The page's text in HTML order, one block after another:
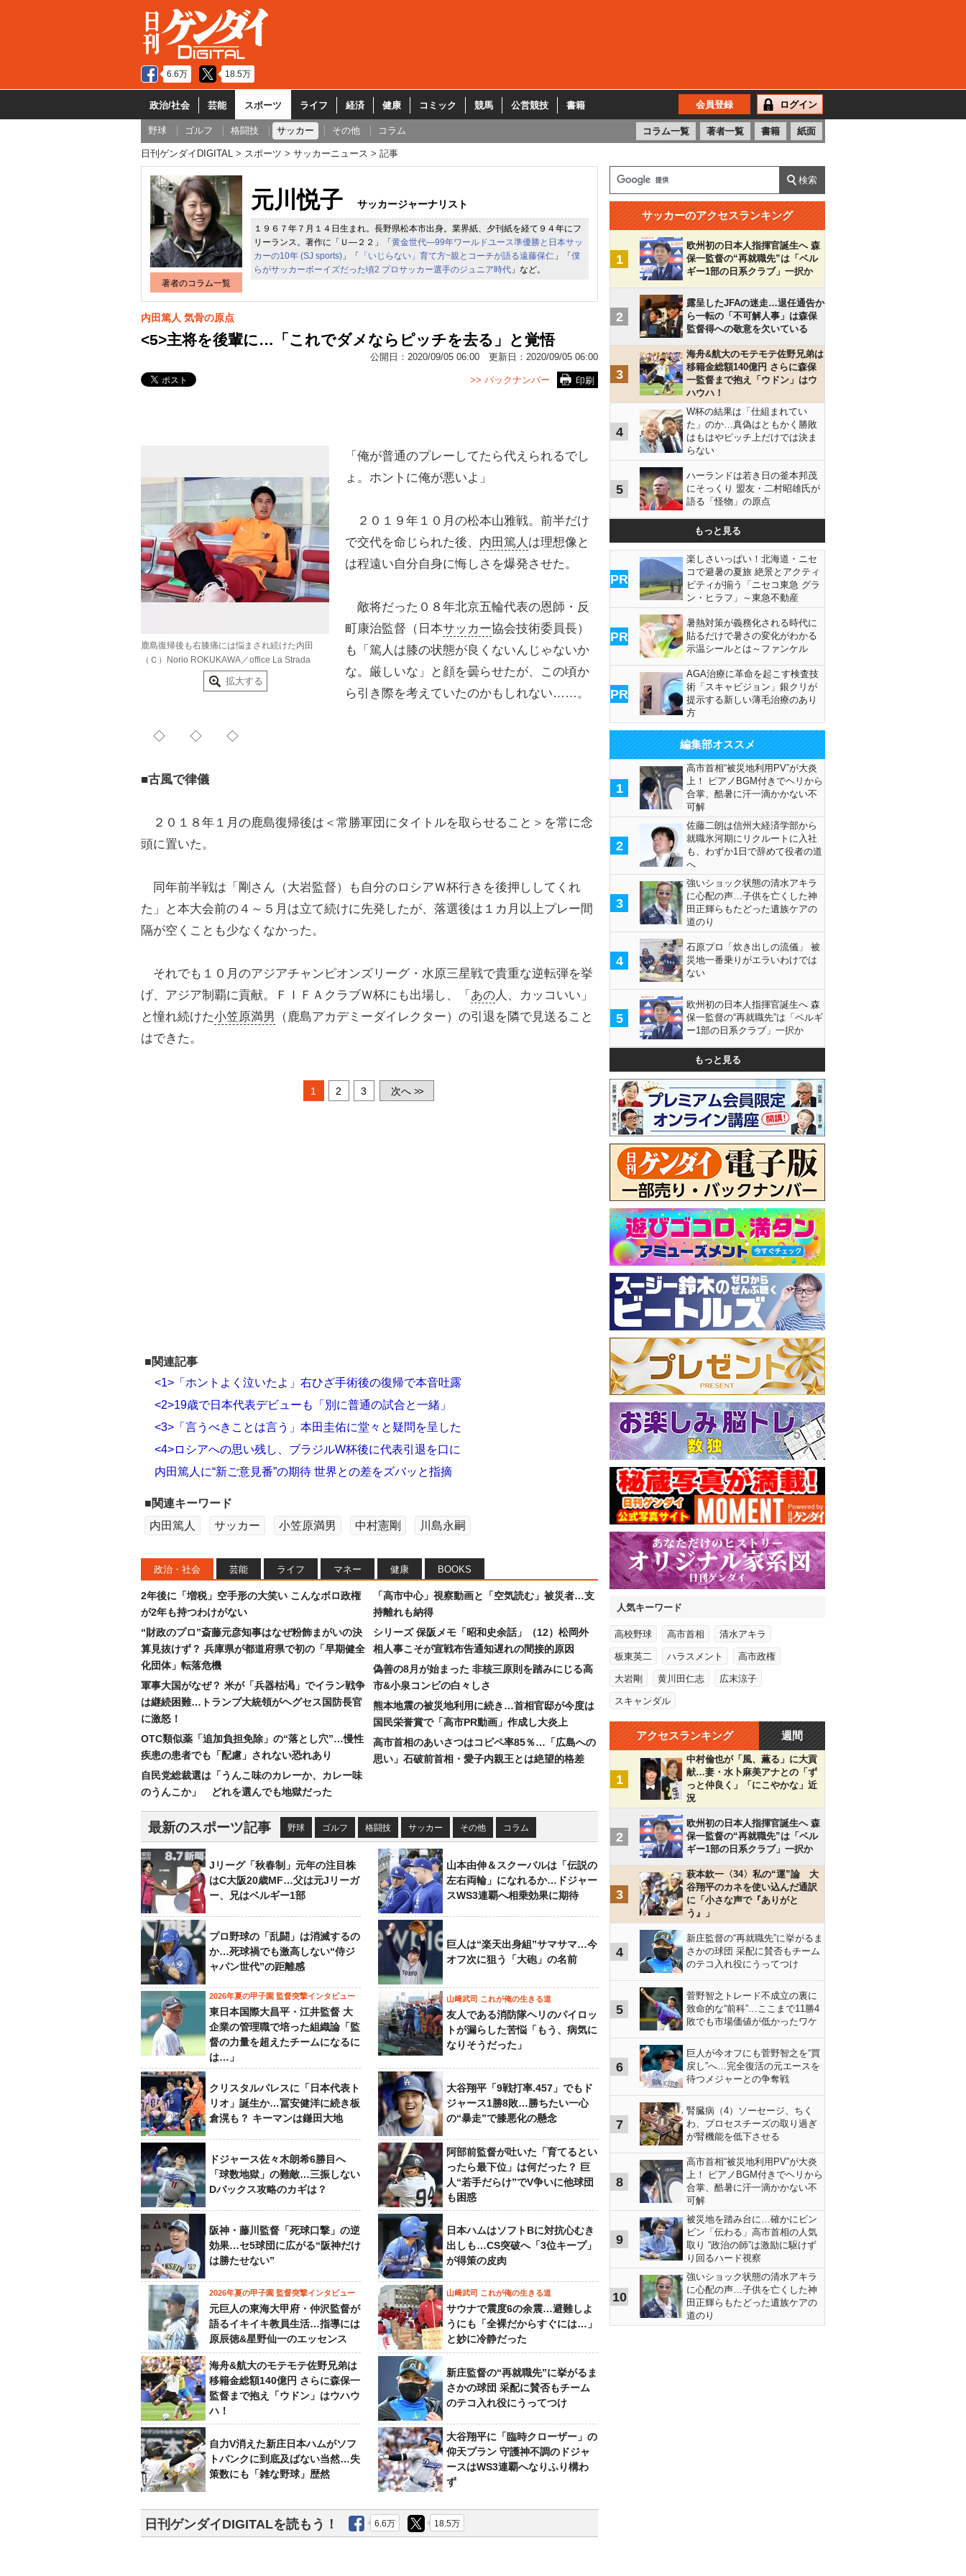
6.6万 18.5万
政治/社会 芸能 スポーツ ライフ 経済 健康 コミック 競馬 公営競技 書籍 会員登録 ログイン
野球 ゴルフ 格闘技 サッカー その他 コラム コラム一覧 著者一覧 書籍 紙面
日刊ゲンダイDIGITAL スポーツ サッカーニュース 記事
著者のコラム一覧
元川悦子 サッカージャーナリスト
１９６７年７月１４日生まれ。長野県松本市出身。業界紙、夕刊紙を経て９４年にフ
リーランス。著作に「Ｕ―２２」「 黄金世代―99年ワールドユース準優勝と日本サッ
カーの10年 (SJ sports) 」「 「いじらない」育て方~親とコーチが語る遠藤保仁 」「 僕
らがサッカーボーイズだった頃2 プロサッカー選手のジュニア時代 」など。
内田篤人 気骨の原点
<5>主将を後輩に…「これでダメならピッチを去る」と覚悟
公開日： 2020/09/05 06:00 更新日： 2020/09/05 06:00
印刷
>> バックナンバー
鹿島復帰後も右膝痛には悩まされ続けた内田
（Ｃ）Norio ROKUKAWA／office La Strada
拡大する
「俺が普通のプレーしてたら代えられるでし
ょ。ホントに俺が悪いよ」
２０１９年１０月の松本山雅戦。前半だけ
で交代を命じられた後、 内田篤人 は理想像と
は程遠い自分自身に悔しさを爆発させた。
敵将だった０８年北京五輪代表の恩師・反
町康治監督（日本サッカー協会技術委員長）
も「篤人は膝の状態が良くないんじゃないか
な。厳しいな」と顔を曇らせたが、この頃か
ら引き際を考えていたのかもしれない……。
◇ ◇ ◇
■古風で律儀
２０１８年１月の鹿島復帰後は＜常勝軍団にタイトルを取らせること＞を常に念
頭に置いた。
同年前半戦は「剛さん（大岩監督）も自分のロシアＷ杯行きを後押ししてくれ
た」と本大会前の４～５月は立て続けに先発したが、落選後は１カ月以上プレー間
隔が空くことも少なくなかった。
それでも１０月のアジアチャンピオンズリーグ・水原三星戦で貴重な逆転弾を挙
げ、アジア制覇に貢献。ＦＩＦＡクラブＷ杯にも出場し、「 あの人、カッコいい」
と憧れ続けた小笠原満男
（鹿島アカデミーダイレクター）の引退を隣で見送ること
はできた。
1 2 3 次へ >>
■関連記事
<1>「ホントよく泣いたよ」右ひざ手術後の復帰で本音吐露
<2>19歳で日本代表デビューも「別に普通の試合と一緒」
<3>「言うべきことは言う」本田圭佑に堂々と疑問を呈した
<4>ロシアへの思い残し、ブラジルW杯後に代表引退を口に
内田篤人に“新ご意見番”の期待 世界との差をズバッと指摘
■関連キーワード
内田篤人
サッカー 小笠原満男 中村憲剛 川島永嗣
政治・社会 芸能 ライフ マネー 健康 BOOKS
2年後に「増税」空手形の大笑い こんなボロ政権
が2年も持つわけがない
“財政のプロ”斎藤元彦知事はなぜ粉飾まがいの決
算見抜けず？ 兵庫県が都道府県で初の「早期健全
化団体」転落危機
軍事大国がなぜ？ 米が「兵器枯渇」でイラン戦争
は継続困難…トランプ大統領がヘグセス国防長官
に激怒！
OTC類似薬「追加負担免除」の“落とし穴”…慢性
疾患の患者でも「配慮」されない恐れあり
自民党総裁選は「うんこ味のカレーか、カレー味
のうんこか」 どれを選んでも地獄だった
「高市中心」視察動画と「空気読む」被災者…支
持離れも納得
シリーズ 保阪メモ「昭和史余話」（12）松岡外
相人事こそが宣戦布告通知遅れの間接的原因
偽善の8月が始まった 非核三原則を踏みにじる高
市&小泉コンビの白々しさ
熊本地震の被災地利用に続き…首相官邸が今度は
国民栄誉賞で「高市PR動画」作成し大炎上
高市首相のあいさつはコピペ率85％…「広島への
思い」石破前首相・愛子内親王とは絶望的格差
最新のスポーツ記事 野球 ゴルフ 格闘技 サッカー その他 コラム
Jリーグ「秋春制」元年の注目株
はC大阪20歳MF…父は元Jリーガ
ー、兄はベルギー1部
山本由伸＆スクーバルは「伝説の
左右両輪」になれるか…ドジャー
スWS3連覇へ相乗効果に期待
プロ野球の「乱闘」は消滅するの
か…死球禍でも激高しない“侍ジ
ャパン世代”の距離感
巨人は“楽天出身組”サマサマ…今
オフ次に狙う「大砲」の名前
2026年夏の甲子園 監督突撃インタビュー
東日本国際大昌平・江井監督 大
企業の管理職で培った組織論「監
督の力量を超えたチームになるに
は…」
山﨑武司 これが俺の生きる道
友人である消防隊ヘリのパイロッ
トが漏らした苦悩「もう、病気に
なりそうだった」
クリスタルパレスに「日本代表ト
リオ」誕生か…冨安健洋に続き板
倉滉も？ キーマンは鎌田大地
大谷翔平「9戦打率.457」でもド
ジャース1勝8敗…勝ちたい一心
の“暴走”で膝悪化の懸念
ドジャース佐々木朗希6勝目へ
「球数地獄」の難敵…三振しない
Dバックス攻略のカギは？
阿部前監督が吐いた「育てるとい
ったら最下位」は何だった？ 巨
人“若手だらけ”でV争いに他球団
も困惑
阪神・藤川監督「死球口撃」の逆
効果…セ5球団に広がる“阪神だけ
は勝たせない”
日本ハムはソフトBに対抗心むき
出しも…CS突破へ「3位キープ」
が得策の皮肉
2026年夏の甲子園 監督突撃インタビュー
元巨人の東海大甲府・仲沢監督が
語るイキイキ教員生活…指導には
原辰徳&星野仙一のエッセンス
山﨑武司 これが俺の生きる道
サウナで震度6の余震…避難しよ
うにも「全裸だからすぐには…」
と妙に冷静だった
海舟&航大のモテモテ佐野兄弟は
移籍金総額140億円 さらに森保一
監督まで抱え「ウドン」はウハウ
ハ！
新庄監督の“再就職先”に挙がるま
さかの球団 采配に賛否もチーム
のテコ入れ役にうってつけ
自力V消えた新庄日本ハムがソフ
トバンクに到底及ばない当然…失
策数にも「雑な野球」歴然
大谷翔平に「臨時クローザー」の
仰天プラン 守護神不調のドジャ
ースはWS3連覇へなりふり構わ
ず
日刊ゲンダイDIGITALを読もう！ 6.6万 18.5万
サッカーのアクセスランキング
1
欧州初の日本人指揮官誕生へ 森
保一監督の“再就職先”は「ベル
ギー1部の日系クラブ」一択か
2
露呈したJFAの迷走…退任通告か
ら一転の「不可解人事」は森保
監督得への敬意を欠いている
3
海舟&航大のモテモテ佐野兄弟は
移籍金総額140億円 さらに森保
一監督まで抱え「ウドン」はウ
ハウハ！
4
W杯の結果は「仕組まれてい
た」のか…真偽はともかく勝敗
はもはやピッチ上だけでは決ま
らない
5
ハーランドは若き日の釜本邦茂
にそっくり 盟友・二村昭雄氏が
語る「怪物」の原点
もっと見る
PR
楽しさいっぱい！北海道・ニセ
コで避暑の夏旅 絶景とアクティ
ビティが揃う「ニセコ東急 グラ
ン・ヒラフ」～東急不動産
PR
暑熱対策が義務化される時代に
貼るだけで暑さの変化がわかる
示温シールとは～ファンケル
PR
AGA治療に革命を起こす検査技
術「スキャビジョン」銀クリが
提示する新しい薄毛治療のあり
方
編集部オススメ
1
高市首相“被災地利用PV”が大炎
上！ ピアノBGM付きでヘリから
合掌、酷暑に汗一滴かかない不
可解
2
佐藤二朗は信州大経済学部から
就職氷河期にリクルートに入社
も、わずか1日で辞めて役者の道
へ
3
強いショック状態の清水アキラ
に心配の声…子供を亡くした神
田正輝らもたどった遺族ケアの
道のり
4
石原プロ「炊き出しの流儀」 被
災地一番乗りがエラいわけでは
ない
5
欧州初の日本人指揮官誕生へ 森
保一監督の“再就職先”は「ベルギ
ー1部の日系クラブ」一択か
もっと見る
人気キーワード
高校野球 高市首相 清水アキラ
板東英二 ハラスメント 高市政権
大岩剛 黄川田仁志 広末涼子
スキャンダル
アクセスランキング 週間
1
中村倫也が「風、薫る」に大貢
献…妻・水卜麻美アナとの「ず
っと仲良く」「にこやかな」近
況
2
欧州初の日本人指揮官誕生へ 森
保一監督の“再就職先”は「ベル
ギー1部の日系クラブ」一択か
3
萩本欽一〈34〉私の“運”論 大
谷翔平のカネを使い込んだ通訳
に「小さな声で『ありがと
う』」
4
新庄監督の“再就職先”に挙がるま
さかの球団 采配に賛否もチーム
のテコ入れ役にうってつけ
5
菅野智之トレード不成立の裏に
致命的な“前科”…ここまで11勝4
敗でも市場価値が低かったワケ
6
巨人が今オフにも菅野智之を“買
戻し”へ…完全復活の元エースを
待つメジャーとの争奪戦
7
腎臓病（4）ソーセージ、ちく
わ、プロセスチーズの取り過ぎ
が腎機能を低下させる
8
高市首相“被災地利用PV”が大炎
上！ ピアノBGM付きでヘリから
合掌、酷暑に汗一滴かかない不
可解
9
被災地を踏み台に…確かにビン
ビン「伝わる」高市首相の人気
取り “政治の師”は激励に駆けず
り回るハード視察
10
強いショック状態の清水アキラ
に心配の声…子供を亡くした神
田正輝らもたどった遺族ケアの
道のり